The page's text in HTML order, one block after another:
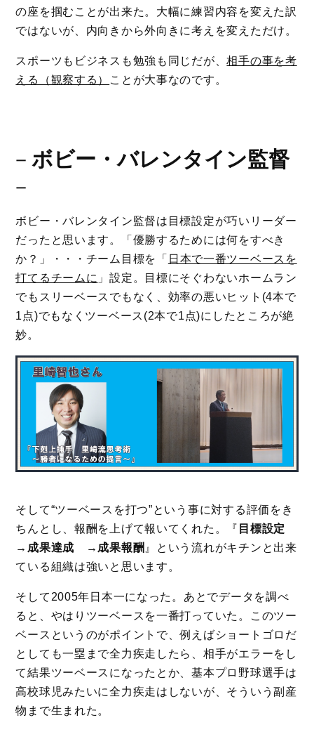
の座を掴むことが出来た。大幅に練習内容を変えた訳
ではないが、内向きから外向きに考えを変えただけ。
スポーツもビジネスも勉強も同じだが、相手の事を考
える（観察する）
ことが大事なのです。
－ ボビー・バレンタイン監督
－
ボビー・バレンタイン監督は目標設定が巧いリーダー
だったと思います。「優勝するためには何をすべき
か？」・・・チーム目標を「 日本で一番ツーベースを
打てるチームに 」設定。目標にそぐわないホームラン
でもスリーベースでもなく、効率の悪いヒット(4本で
1点)でもなくツーベース(2本で1点)にしたところが絶
妙。
そして“ツーベースを打つ”という事に対する評価をき
ちんとし、報酬を上げて報いてくれた。『 目標設定
→成果達成 →成果報酬 』という流れがキチンと出来
ている組織は強いと思います。
そして2005年日本一になった。あとでデータを調べ
ると、やはりツーベースを一番打っていた。このツー
ベースというのがポイントで、例えばショートゴロだ
としても一塁まで全力疾走したら、相手がエラーをし
て結果ツーベースになったとか、基本プロ野球選手は
高校球児みたいに全力疾走はしないが、そういう副産
物まで生まれた。